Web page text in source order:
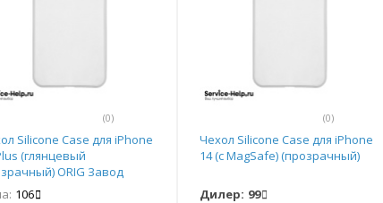
(0)
Silicone Case для iPhone
(глянцевый
ORIG Завод
106
(0)
Чехол Silicone Case для iPhone
14 (с MagSafe) (прозрачный)
Дилер: 99